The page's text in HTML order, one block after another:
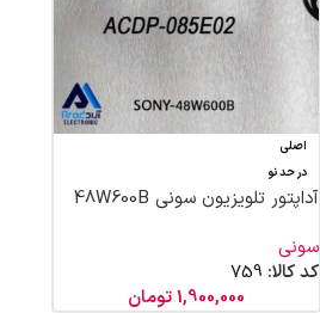
اصلی
در حد نو
آداپتور تلویزیون سونی 48W600B
سونی
کد کالا: 759
1,900,000تومان